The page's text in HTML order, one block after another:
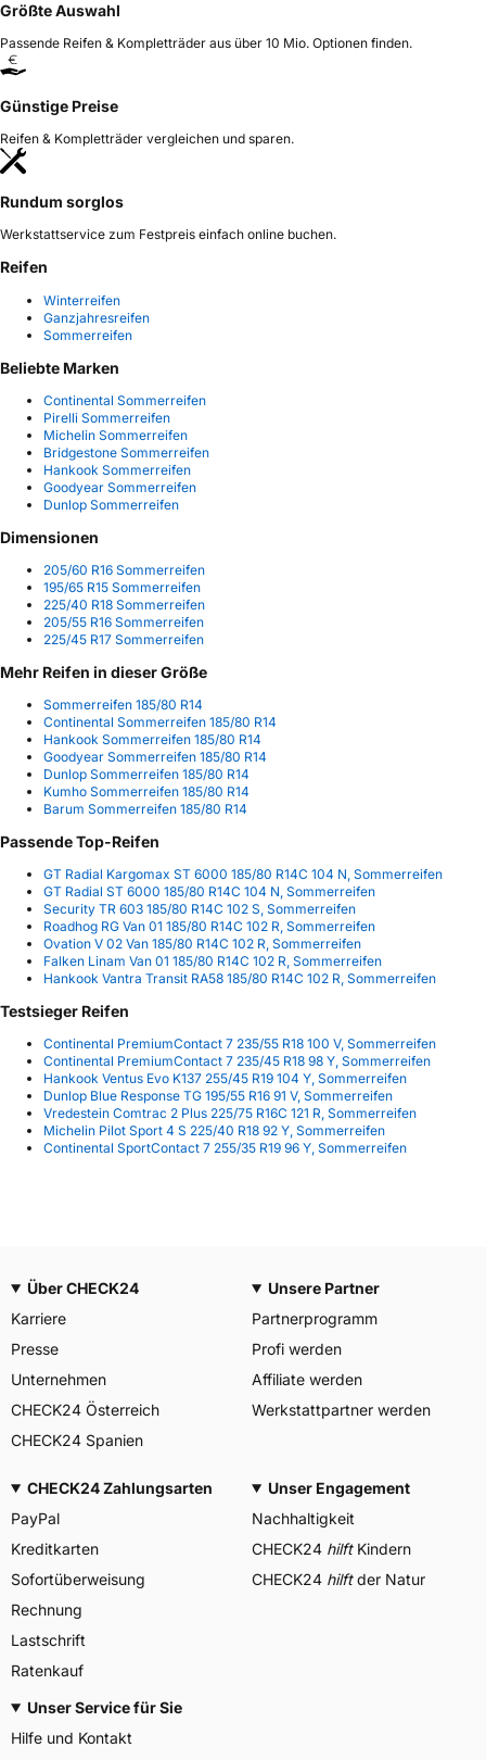
Größte Auswahl
Passende Reifen & Kompletträder aus über 10 Mio. Optionen finden.
Günstige Preise
Reifen & Kompletträder vergleichen und sparen.
Rundum sorglos
Werkstattservice zum Festpreis einfach online buchen.
Reifen
Winterreifen
Ganzjahresreifen
Sommerreifen
Beliebte Marken
Continental Sommerreifen
Pirelli Sommerreifen
Michelin Sommerreifen
Bridgestone Sommerreifen
Hankook Sommerreifen
Goodyear Sommerreifen
Dunlop Sommerreifen
Dimensionen
205/60 R16 Sommerreifen
195/65 R15 Sommerreifen
225/40 R18 Sommerreifen
205/55 R16 Sommerreifen
225/45 R17 Sommerreifen
Mehr Reifen in dieser Größe
Sommerreifen 185/80 R14
Continental Sommerreifen 185/80 R14
Hankook Sommerreifen 185/80 R14
Goodyear Sommerreifen 185/80 R14
Dunlop Sommerreifen 185/80 R14
Kumho Sommerreifen 185/80 R14
Barum Sommerreifen 185/80 R14
Passende Top-Reifen
GT Radial Kargomax ST 6000 185/80 R14C 104 N, Sommerreifen
GT Radial ST 6000 185/80 R14C 104 N, Sommerreifen
Security TR 603 185/80 R14C 102 S, Sommerreifen
Roadhog RG Van 01 185/80 R14C 102 R, Sommerreifen
Ovation V 02 Van 185/80 R14C 102 R, Sommerreifen
Falken Linam Van 01 185/80 R14C 102 R, Sommerreifen
Hankook Vantra Transit RA58 185/80 R14C 102 R, Sommerreifen
Testsieger Reifen
Continental PremiumContact 7 235/55 R18 100 V, Sommerreifen
Continental PremiumContact 7 235/45 R18 98 Y, Sommerreifen
Hankook Ventus Evo K137 255/45 R19 104 Y, Sommerreifen
Dunlop Blue Response TG 195/55 R16 91 V, Sommerreifen
Vredestein Comtrac 2 Plus 225/75 R16C 121 R, Sommerreifen
Michelin Pilot Sport 4 S 225/40 R18 92 Y, Sommerreifen
Continental SportContact 7 255/35 R19 96 Y, Sommerreifen
Über CHECK24
Karriere
Presse
Unternehmen
CHECK24 Österreich
CHECK24 Spanien
Unsere Partner
Partnerprogramm
Profi werden
Affiliate werden
Werkstattpartner werden
CHECK24 Zahlungsarten
PayPal
Kreditkarten
Sofortüberweisung
Rechnung
Lastschrift
Ratenkauf
Unser Engagement
Nachhaltigkeit
CHECK24 hilftKindern
CHECK24 hilftder Natur
Unser Service für Sie
Hilfe und Kontakt